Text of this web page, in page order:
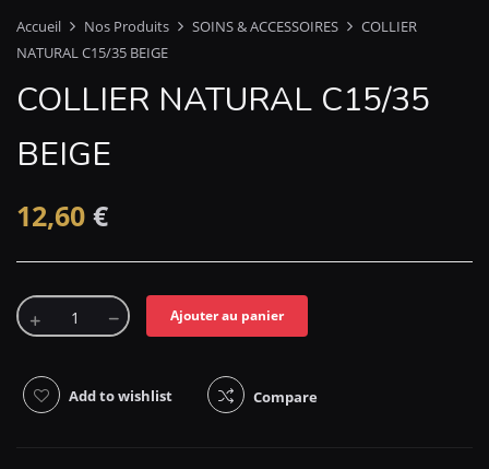
Accueil Nos Produits SOINS & ACCESSOIRES
COLLIER
NATURAL C15/35 BEIGE
COLLIER NATURAL C15/35
BEIGE
12,60 €
Ajouter au panier
Add to wishlist Compare